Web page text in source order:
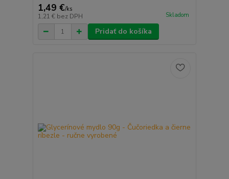
1,49 €/ks
1,21 € bez DPH Skladom
Pridať do košíka